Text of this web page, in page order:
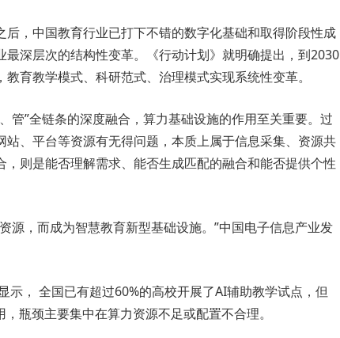
，中国教育行业已打下不错的数字化基础和取得阶段性成
深层次的结构性变革。《行动计划》就明确提出，到2030
育教学模式、科研范式、治理模式实现系统性变革。
管”全链条的深度融合，算力基础设施的作用至关重要。过
、平台等资源有无得问题，本质上属于信息采集、资源共
则是能否理解需求、能否生成匹配的融合和能否提供个性
源，而成为智慧教育新型基础设施。”中国电子信息产业发
示， 全国已有超过60%的高校开展了AI辅助教学试点，但
瓶颈主要集中在算力资源不足或配置不合理。